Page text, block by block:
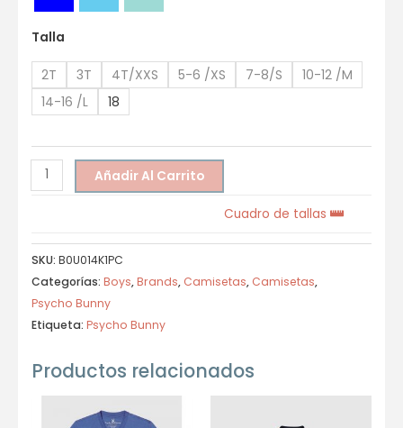
Talla
2T 3T 4T/XXS 5-6 /XS 7-8/S
10-12 /M
14-16 /L
18
Añadir Al Carrito
Cuadro de tallas
SKU: B0U014K1PC
Categorías: Boys,Brands, Camisetas, Camisetas,
Psycho Bunny
Etiqueta: Psycho Bunny
Productos relacionados